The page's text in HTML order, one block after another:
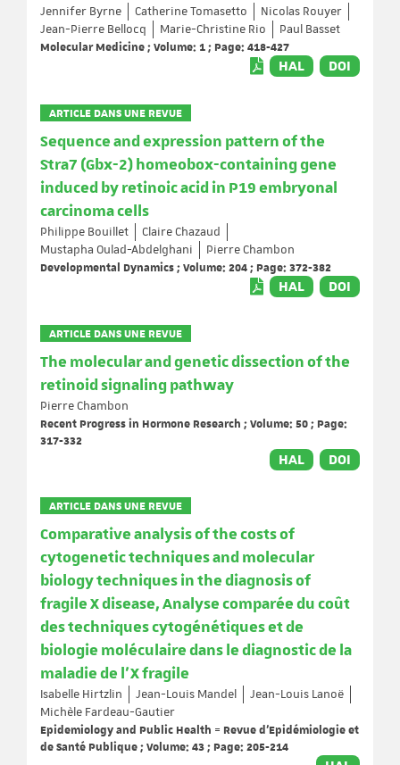
Jennifer Byrne Catherine Tomasetto
Nicolas Rouyer
Jean-Pierre Bellocq
Marie-Christine Rio
Paul Basset
Molecular Medicine ; Volume: 1 ; Page: 418-427
HAL DOI
ARTICLE DANS UNE REVUE
Sequence and expression pattern of the
Stra7 (Gbx-2) homeobox-containing gene
induced by retinoic acid in P19 embryonal
carcinoma cells
Philippe Bouillet
Claire Chazaud
Mustapha Oulad-Abdelghani
Pierre Chambon
Developmental Dynamics ; Volume: 204 ; Page: 372-382
HAL DOI
ARTICLE DANS UNE REVUE
The molecular and genetic dissection of the
retinoid signaling pathway
Pierre Chambon
Recent Progress in Hormone Research ; Volume: 50 ; Page:
317-332
HAL DOI
ARTICLE DANS UNE REVUE
Comparative analysis of the costs of
cytogenetic techniques and molecular
biology techniques in the diagnosis of
fragile X disease, Analyse comparée du coût
des techniques cytogénétiques et de
biologie moléculaire dans le diagnostic de la
maladie de l'X fragile
Isabelle Hirtzlin Jean-Louis Mandel
Jean-Louis Lanoë
Michèle Fardeau-Gautier
Epidemiology and Public Health = Revue d'Epidémiologie et
de Santé Publique ; Volume: 43 ; Page: 205-214